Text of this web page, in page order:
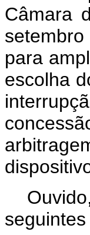
Câmara
para
escolha